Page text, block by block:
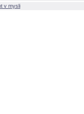
v mysli